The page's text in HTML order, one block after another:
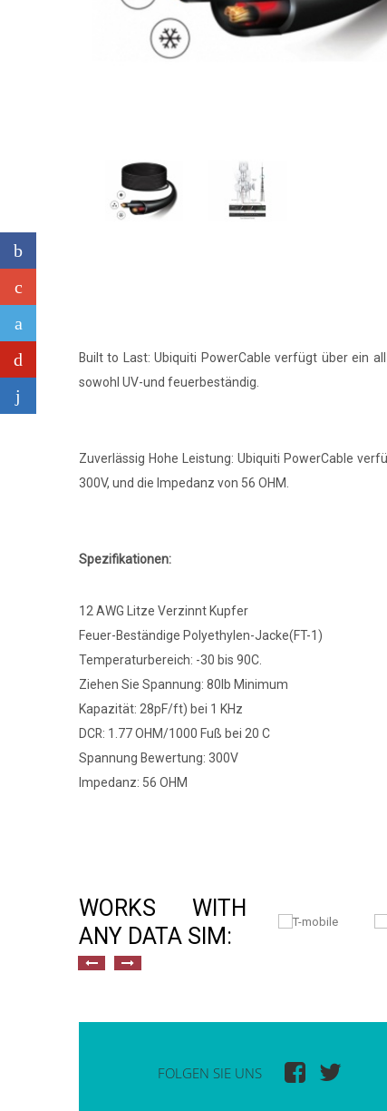
Built to Last: Ubiquiti PowerCable verfügt über ein
sowohl UV-und feuerbeständig.
Zuverlässig Hohe Leistung: Ubiquiti PowerCable
300V, und die Impedanz von 56 OHM.
Spezifikationen:
12 AWG Litze Verzinnt Kupfer
Feuer-Beständige Polyethylen-Jacke(FT-1)
Temperaturbereich: -30 bis 90C.
Ziehen Sie Spannung: 80lb Minimum
Kapazität: 28pF/ft) bei 1 KHz
DCR: 1.77 OHM/1000 Fuß bei 20 C
Spannung Bewertung: 300V
Impedanz: 56 OHM
WORKS WITH
ANY DATA SIM:
FOLGEN SIE UNS